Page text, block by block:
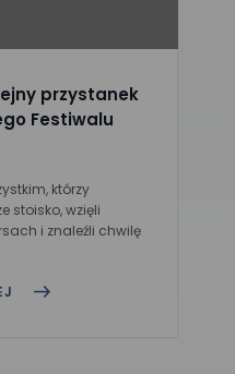
przystanek
Festiwalu
którzy
stoisko, wzięli
i znaleźli chwilę